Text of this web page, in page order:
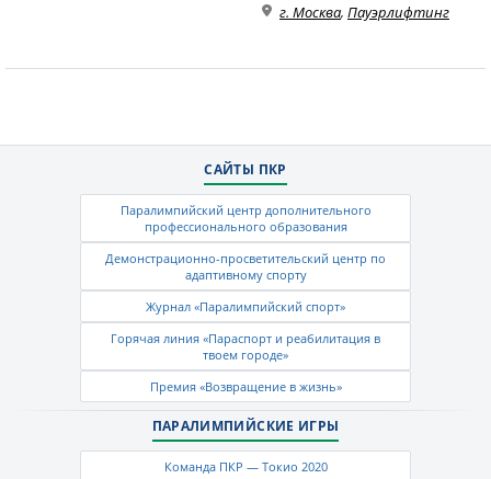
г. Москва, Пауэрлифтинг
САЙТЫ ПКР
Паралимпийский центр дополнительного
профессионального образования
Демонстрационно-просветительский центр по
адаптивному спорту
Журнал «Паралимпийский спорт»
Горячая линия «Параспорт и реабилитация в
твоем городе»
Премия «Возвращение в жизнь»
ПАРАЛИМПИЙСКИЕ ИГРЫ
Команда ПКР — Токио 2020